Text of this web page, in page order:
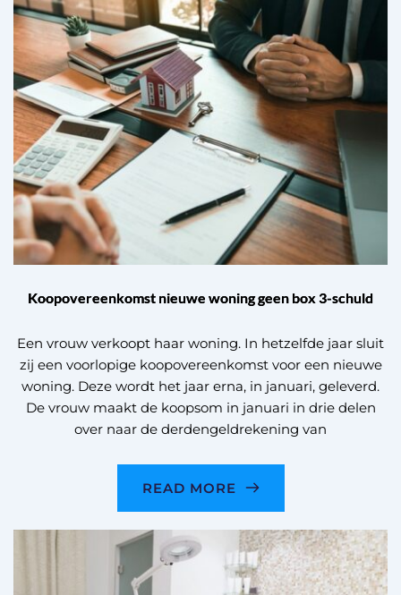
Koopovereenkomst nieuwe woning geen box 3-schuld
Een vrouw verkoopt haar woning. In hetzelfde jaar sluit
zij een voorlopige koopovereenkomst voor een nieuwe
woning. Deze wordt het jaar erna, in januari, geleverd.
De vrouw maakt de koopsom in januari in drie delen
over naar de derdengeldrekening van
READ MORE